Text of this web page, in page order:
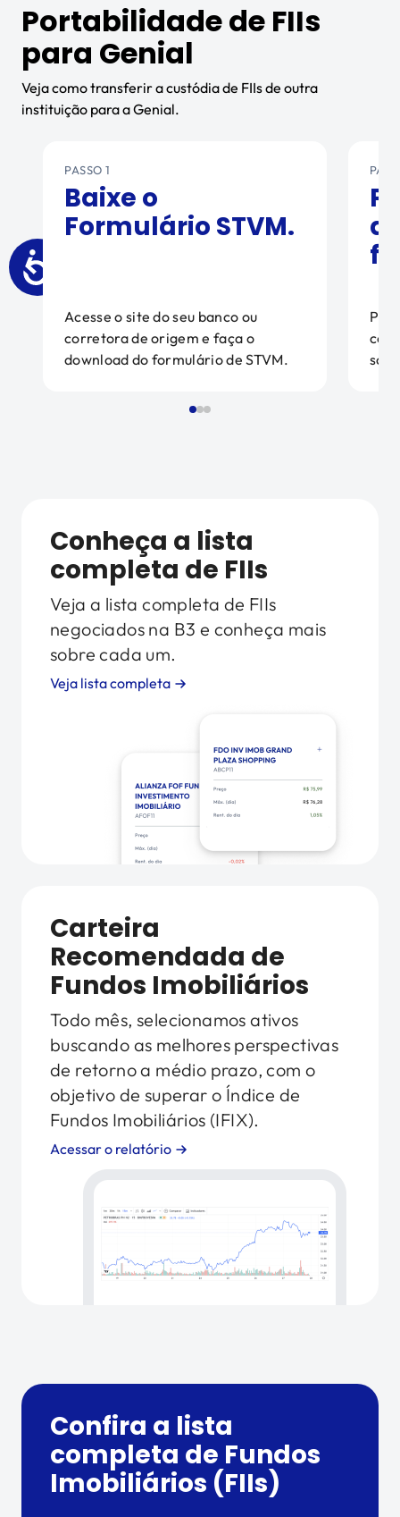
Portabilidade de FIIs
para Genial
Veja como transferir a custódia de FIIs de outra
instituição para a Genial.
PASSO 1
Baixe o
Formulário STVM.
Acesse o site do seu banco ou
corretora de origem e faça o
download do formulário de STVM.
Conheça a lista
completa de FIIs
Veja a lista completa de FIIs
negociados na B3 e conheça mais
sobre cada um.
Veja lista completa
Carteira
Recomendada de
Fundos Imobiliários
Todo mês, selecionamos ativos
buscando as melhores perspectivas
de retorno a médio prazo, com o
objetivo de superar o Índice de
Fundos Imobiliários (IFIX).
Acessar o relatório
Confira a lista
completa de Fundos
Imobiliários (FIIs)